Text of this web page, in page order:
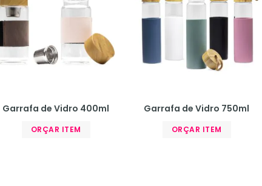
Garrafa de Vidro 400ml
ORÇAR ITEM
Garrafa de Vidro 750ml
ORÇAR ITEM